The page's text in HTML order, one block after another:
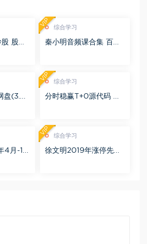
股哥
综合学习
秦小明音频课合集 百度
VIP
盘(3.01
综合学习
分时稳赢T+0源代码 自
VIP
4月-11
综合学习
徐文明2019年涨停先锋
VIP